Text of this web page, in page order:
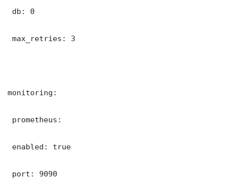
db: 0
max_retries: 3
monitoring:
prometheus:
enabled: true
port: 9090